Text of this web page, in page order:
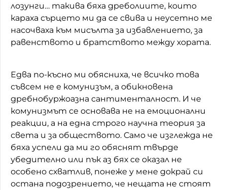
лозунги… такива бяха дреболиите, които
караха сърцето ми да се свива и неусетно ме
насочваха към мисълта за избавлението, за
равенството и братството между хората.
Едва по-късно ми обясниха, че всичко това
съвсем не е комунизъм, а обикновена
дребнобуржоазна сантименталност. И че
комунизмът се основава не на емоционални
реакции, а на една строго научна теория за
света и за обществото. Само че изглежда не
бяха успели да ми го обяснят твърде
убедително или пък аз бях се оказал не
особено схватлив, понеже у мене докрай си
остана подозрението, че нещата не стоят